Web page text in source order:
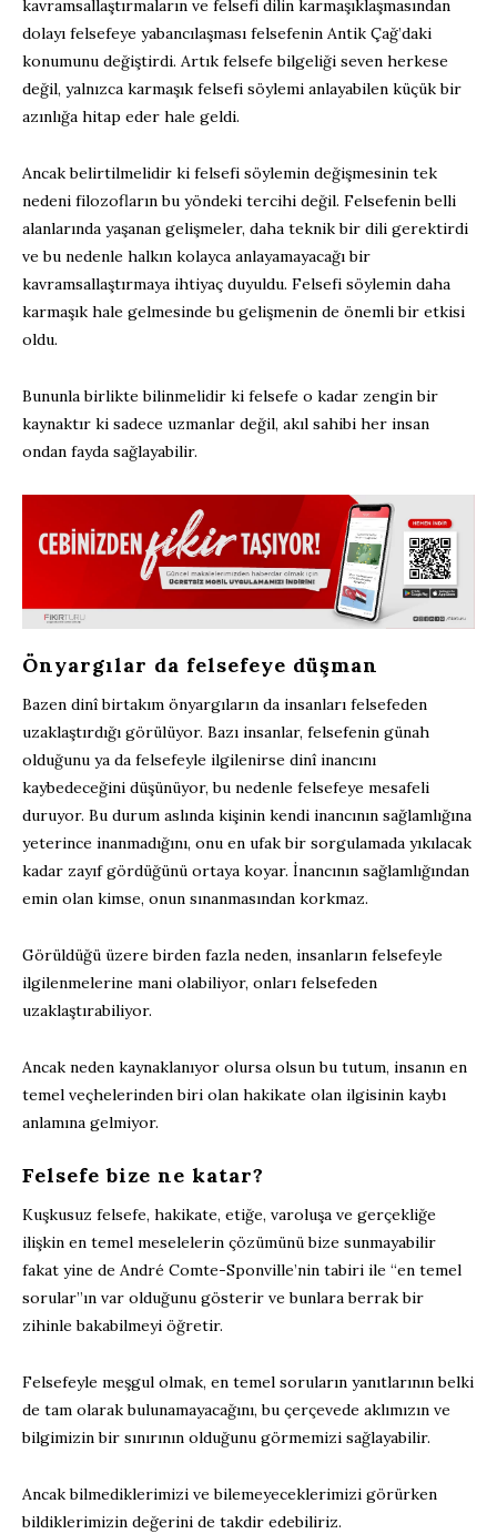
kavramsallaştırmaların ve felsefi dilin karmaşıklaşmasından
dolayı felsefeye yabancılaşması felsefenin Antik Çağ’daki
konumunu değiştirdi. Artık felsefe bilgeliği seven herkese
değil, yalnızca karmaşık felsefi söylemi anlayabilen küçük bir
azınlığa hitap eder hale geldi.
Ancak belirtilmelidir ki felsefi söylemin değişmesinin tek
nedeni filozofların bu yöndeki tercihi değil. Felsefenin belli
alanlarında yaşanan gelişmeler, daha teknik bir dili gerektirdi
ve bu nedenle halkın kolayca anlayamayacağı bir
kavramsallaştırmaya ihtiyaç duyuldu. Felsefi söylemin daha
karmaşık hale gelmesinde bu gelişmenin de önemli bir etkisi
oldu.
Bununla birlikte bilinmelidir ki felsefe o kadar zengin bir
kaynaktır ki sadece uzmanlar değil, akıl sahibi her insan
ondan fayda sağlayabilir.
Önyargılar da felsefeye düşman
Bazen dinî birtakım önyargıların da insanları felsefeden
uzaklaştırdığı görülüyor. Bazı insanlar, felsefenin günah
olduğunu ya da felsefeyle ilgilenirse dinî inancını
kaybedeceğini düşünüyor, bu nedenle felsefeye mesafeli
duruyor. Bu durum aslında kişinin kendi inancının sağlamlığına
yeterince inanmadığını, onu en ufak bir sorgulamada yıkılacak
kadar zayıf gördüğünü ortaya koyar. İnancının sağlamlığından
emin olan kimse, onun sınanmasından korkmaz.
Görüldüğü üzere birden fazla neden, insanların felsefeyle
ilgilenmelerine mani olabiliyor, onları felsefeden
uzaklaştırabiliyor.
Ancak neden kaynaklanıyor olursa olsun bu tutum, insanın en
temel veçhelerinden biri olan hakikate olan ilgisinin kaybı
anlamına gelmiyor.
Felsefe bize ne katar?
Kuşkusuz felsefe, hakikate, etiğe, varoluşa ve gerçekliğe
ilişkin en temel meselelerin çözümünü bize sunmayabilir
fakat yine de André Comte-Sponville’nin tabiri ile “en temel
sorular”ın var olduğunu gösterir ve bunlara berrak bir
zihinle bakabilmeyi öğretir.
Felsefeyle meşgul olmak, en temel soruların yanıtlarının belki
de tam olarak bulunamayacağını, bu çerçevede aklımızın ve
bilgimizin bir sınırının olduğunu görmemizi sağlayabilir.
Ancak bilmediklerimizi ve bilemeyeceklerimizi görürken
bildiklerimizin değerini de takdir edebiliriz.